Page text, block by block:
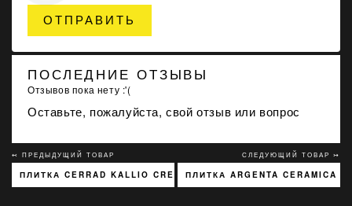
ОТПРАВИТЬ
ПОСЛЕДНИЕ ОТЗЫВЫ
Отзывов пока нету :'(
Оставьте, пожалуйста, свой отзыв или вопрос
↢ ПРЕДЫДУЩИЙ ТОВАР
ПЛИТКА CERRAD KALLIO CREAM 3768 15X45
СЛЕДУЮЩИЙ ТОВАР ↣
ПЛИТКА ARGENTA CERAMICA